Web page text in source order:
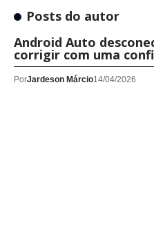
Posts do autor
Android Auto
corrigir com uma
PorJardeson Márcio14/04/2026